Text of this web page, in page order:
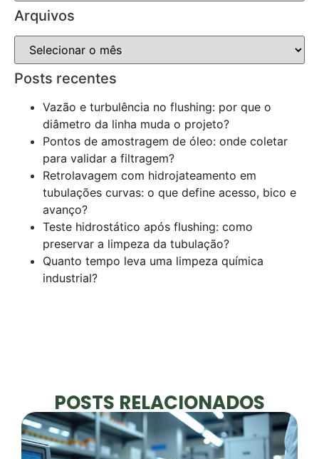
Arquivos
Posts recentes
Vazão e turbulência no flushing: por que o
diâmetro da linha muda o projeto?
Pontos de amostragem de óleo: onde coletar
para validar a filtragem?
Retrolavagem com hidrojateamento em
tubulações curvas: o que define acesso, bico e
avanço?
Teste hidrostático após flushing: como
preservar a limpeza da tubulação?
Quanto tempo leva uma limpeza química
industrial?
POSTS RELACIONADOS